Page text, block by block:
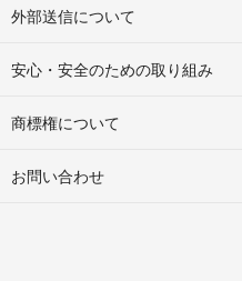
外部送信について
安心・安全のための取り組み
商標権について
お問い合わせ